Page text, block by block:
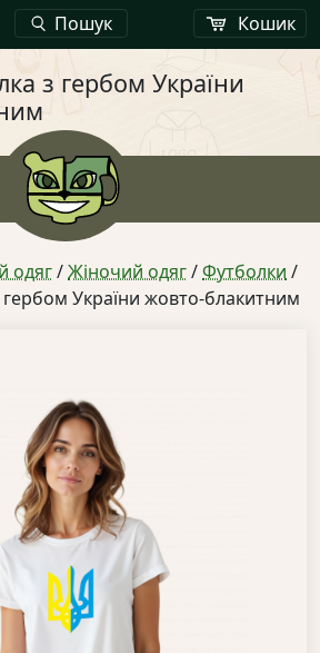
Пошук Кошик
з гербом України
одяг/Жіночий одяг/Футболки /
України жовто-блакитним